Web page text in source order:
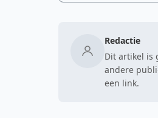
Redactie
Dit artikel is
andere
een link.